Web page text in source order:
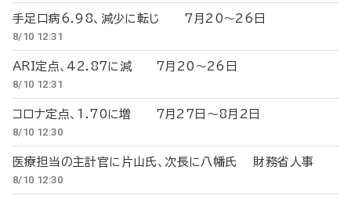
手足口病6.98、減少に転じ 7月20～26日
8/10 12:31
ARI定点、42.87に減 7月20～26日
8/10 12:31
コロナ定点、1.70に増 7月27日～8月2日
8/10 12:30
医療担当の主計官に片山氏、次長に八幡氏 財務省人事
8/10 12:30